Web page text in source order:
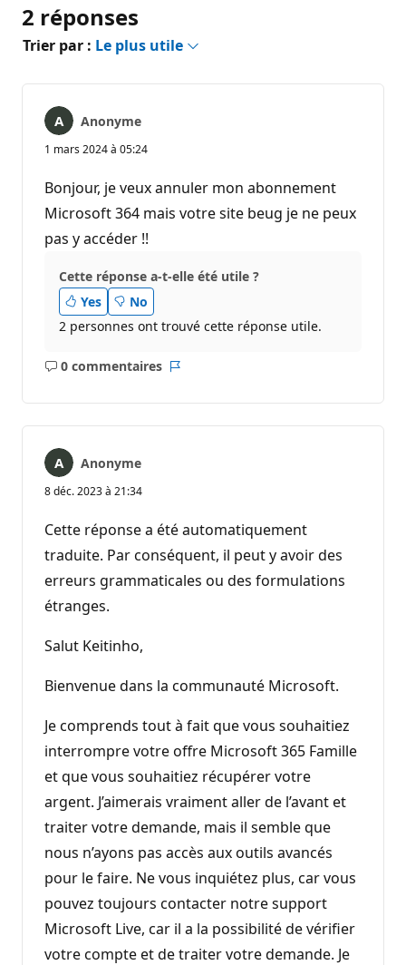
2 réponses
Trier par : Le plus utile
Anonyme
1 mars 2024 à 05:24
Bonjour, je veux annuler mon abonnement
Microsoft 364 mais votre site beug je ne peux
pas y accéder !!
Cette réponse a-t-elle été utile ?
Yes
No
2 personnes ont trouvé cette réponse utile.
0 commentaires
Aucun
Anonyme
8 déc. 2023 à 21:34
Cette réponse a été automatiquement
traduite. Par conséquent, il peut y avoir des
erreurs grammaticales ou des formulations
étranges.
Salut Keitinho,
Bienvenue dans la communauté Microsoft.
Je comprends tout à fait que vous souhaitiez
interrompre votre offre Microsoft 365 Famille
et que vous souhaitiez récupérer votre
argent. J’aimerais vraiment aller de l’avant et
traiter votre demande, mais il semble que
nous n’ayons pas accès aux outils avancés
pour le faire. Ne vous inquiétez plus, car vous
pouvez toujours contacter notre support
Microsoft Live, car il a la possibilité de vérifier
votre compte et de traiter votre demande. Je